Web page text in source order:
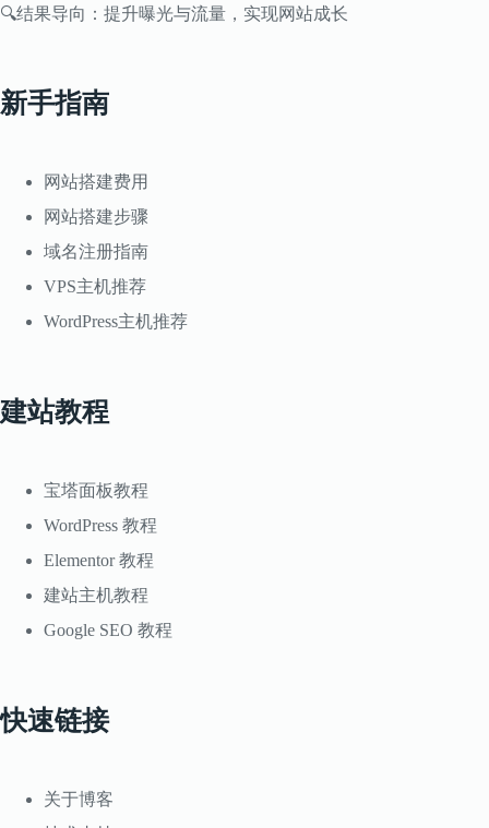
🔍结果导向：提升曝光与流量，实现网站成长
新手指南
网站搭建费用
网站搭建步骤
域名注册指南
VPS主机推荐
WordPress主机推荐
建站教程
宝塔面板教程
WordPress 教程
Elementor 教程
建站主机教程
Google SEO 教程
快速链接
关于博客